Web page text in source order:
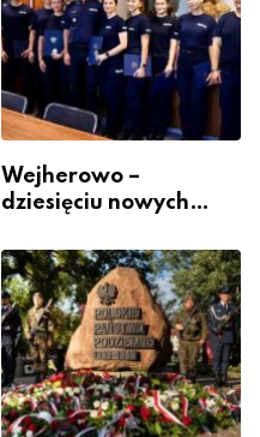
Wejherowo –
dziesięciu nowych
szeregach Komendy
Powiatowej